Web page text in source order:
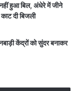
हुआ बिल, अंधेरे में जीने
दी बिजली
केंद्रों को सुंदर बनाकर